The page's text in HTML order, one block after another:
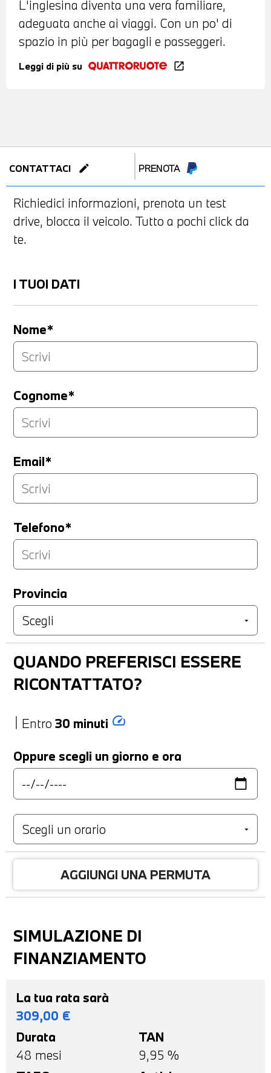
L'inglesina diventa una vera familiare,
adeguata anche ai viaggi. Con un po' di
spazio in più per bagagli e passeggeri.
Leggi di più su open_in_new
CONTATTACI edit PRENOTA
Richiedici informazioni, prenota un test
drive, blocca il veicolo. Tutto a pochi click da
te.
I TUOI DATI
Nome*
Cognome*
Email*
Telefono*
Provincia
QUANDO PREFERISCI ESSERE
RICONTATTATO?
Entro 30 minuti speed
Oppure scegli un giorno e ora
AGGIUNGI UNA PERMUTA
SIMULAZIONE DI
FINANZIAMENTO
La tua rata sarà
309,00 €
Durata
48 mesi
TAN
9,95 %